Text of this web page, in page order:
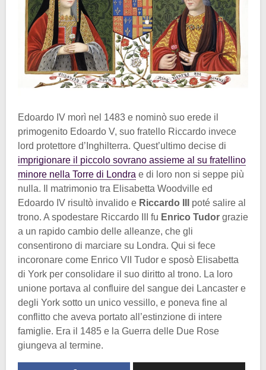
Edoardo IV morì nel 1483 e nominò suo erede il
primogenito Edoardo V, suo fratello Riccardo invece
lord protettore d’Inghilterra. Quest’ultimo decise di
imprigionare il piccolo sovrano assieme al su fratellino
minore nella Torre di Londra e di loro non si seppe più
nulla. Il matrimonio tra Elisabetta Woodville ed
Edoardo IV risultò invalido e Riccardo III
poté salire al
trono. A spodestare Riccardo III fu Enrico Tudor grazie
a un rapido cambio delle alleanze, che gli
consentirono di marciare su Londra. Qui si fece
incoronare come Enrico VII Tudor e sposò Elisabetta
di York per consolidare il suo diritto al trono. La loro
unione portava al confluire del sangue dei Lancaster e
degli York sotto un unico vessillo, e poneva fine al
conflitto che aveva portato all’estinzione di intere
famiglie. Era il 1485 e la Guerra delle Due Rose
giungeva al termine.